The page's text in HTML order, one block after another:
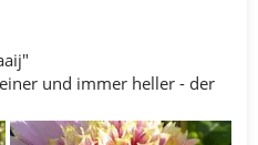
und immer heller - der